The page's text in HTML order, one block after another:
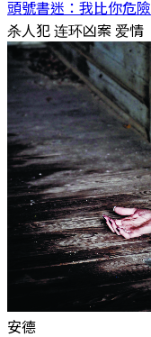
頭號書迷：我比你危險
杀人犯 连环凶案 爱情
安德